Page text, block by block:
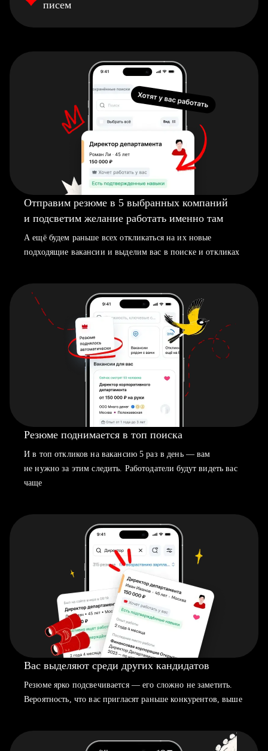
писем
Отправим резюме в 5 выбранных компаний
и подсветим желание работать именно там
А ещё будем раньше всех откликаться на их новые
подходящие вакансии и выделим вас в поиске и откликах
Резюме поднимается в топ поиска
И в топ откликов на вакансию 5 раз в день — вам
не нужно за этим следить. Работодатели будут видеть вас
чаще
Вас выделяют среди других кандидатов
Резюме ярко подсвечивается — его сложно не заметить.
Вероятность, что вас пригласят раньше конкурентов, выше